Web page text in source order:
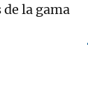
la gama